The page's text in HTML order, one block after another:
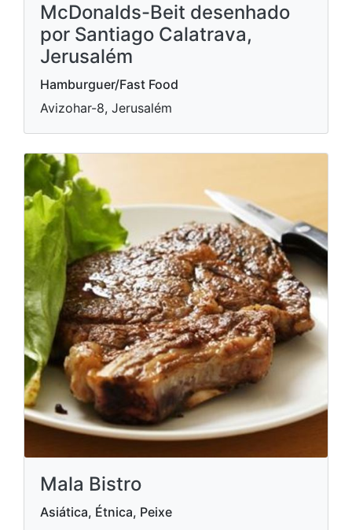
McDonalds-Beit desenhado
por Santiago Calatrava,
Jerusalém
Hamburguer/Fast Food
Avizohar-8, Jerusalém
Mala Bistro
Asiática, Étnica, Peixe